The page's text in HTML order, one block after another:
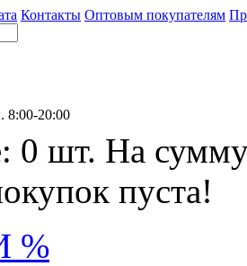
Контакты Оптовым покупателям
8:00-20:00
0 шт. На
пуста!
%